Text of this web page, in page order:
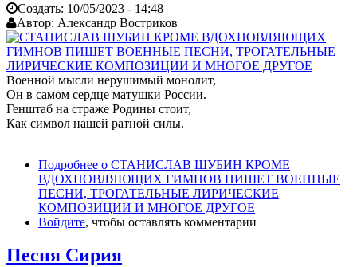
Создать: 10/05/2023 - 14:48
Автор: Александр Востриков
Военной мысли нерушимый монолит,
Он в самом сердце матушки России.
Генштаб на страже Родины стоит,
Как символ нашей ратной силы.
Подробнее о СТАНИСЛАВ ШУБИН КРОМЕ
ВДОХНОВЛЯЮЩИХ ГИМНОВ ПИШЕТ ВОЕННЫЕ
ПЕСНИ, ТРОГАТЕЛЬНЫЕ ЛИРИЧЕСКИЕ
КОМПОЗИЦИИ И МНОГОЕ ДРУГОЕ
Войдите, чтобы оставлять комментарии
Песня Сирия